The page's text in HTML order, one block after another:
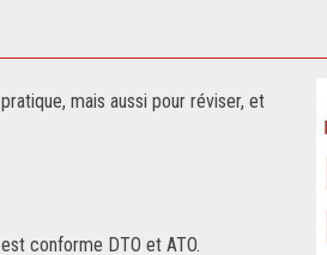
mais aussi pour réviser, et
conforme DTO et ATO.